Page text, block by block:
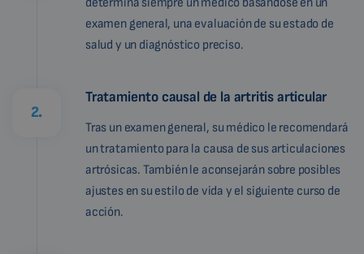
examen general, una evaluación de su estado de
salud y un diagnóstico preciso.
2.
Tratamiento causal de la artritis articular
Tras un examen general, su médico le recomendará
un tratamiento para la causa de sus articulaciones
artrósicas. También le aconsejarán sobre posibles
ajustes en su estilo de vida y el siguiente curso de
acción.